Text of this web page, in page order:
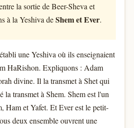
la sortie de Beer-Sheva et
à la Yeshiva deShem et Ever.
une Yeshiva où ils enseignaient
HaRishon. Expliquons : Adam
divine. Il la transmet à Shet qui
la transmet à Shem. Shem est l'un
Ham et Yafet. Et Ever est le petit-
deux ensemble ouvrent une